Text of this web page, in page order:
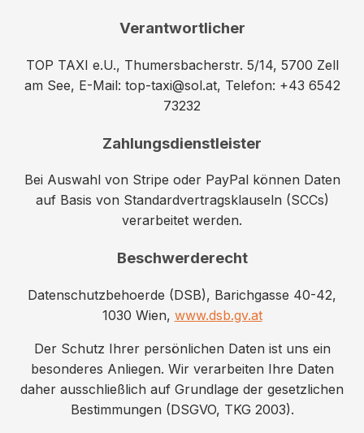
Verantwortlicher
TOP TAXI e.U., Thumersbacherstr. 5/14, 5700 Zell
am See, E-Mail: top-taxi@sol.at, Telefon: +43 6542
73232
Zahlungsdienstleister
Bei Auswahl von Stripe oder PayPal können Daten
auf Basis von Standardvertragsklauseln (SCCs)
verarbeitet werden.
Beschwerderecht
Datenschutzbehoerde (DSB), Barichgasse 40-42,
1030 Wien, www.dsb.gv.at
Der Schutz Ihrer persönlichen Daten ist uns ein
besonderes Anliegen. Wir verarbeiten Ihre Daten
daher ausschließlich auf Grundlage der gesetzlichen
Bestimmungen (DSGVO, TKG 2003).